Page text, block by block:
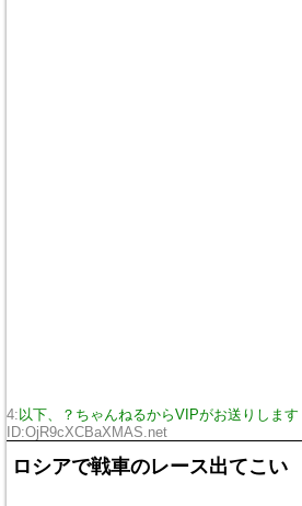
4: 以下、？ちゃんねるからVIPがお送りします
ID:OjR9cXCBaXMAS.net
ロシアで戦車のレース出てこい